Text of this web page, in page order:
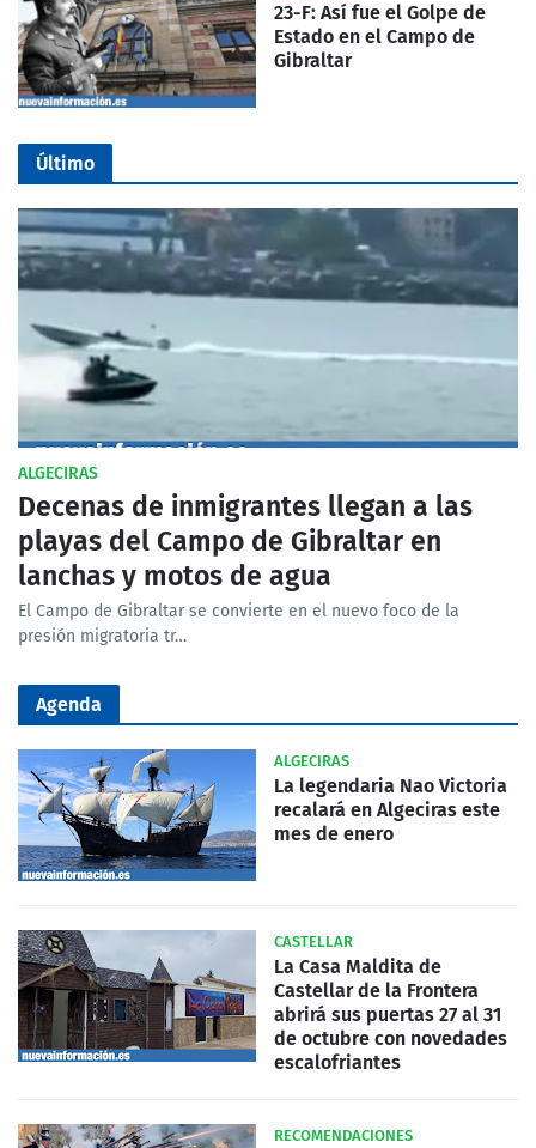
23-F: Así fue el Golpe de
Estado en el Campo de
Gibraltar
Último
ALGECIRAS
Decenas de inmigrantes llegan a las
playas del Campo de Gibraltar en
lanchas y motos de agua
El Campo de Gibraltar se convierte en el nuevo foco de la
presión migratoria tr…
Agenda
ALGECIRAS
La legendaria Nao Victoria
recalará en Algeciras este
mes de enero
CASTELLAR
La Casa Maldita de
Castellar de la Frontera
abrirá sus puertas 27 al 31
de octubre con novedades
escalofriantes
RECOMENDACIONES